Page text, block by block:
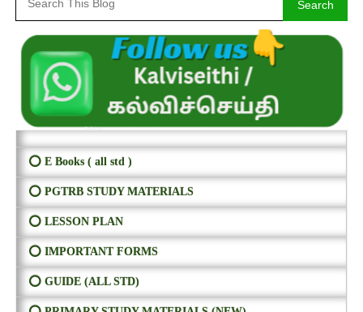
Search
⭕ E Books ( all std )
⭕ PGTRB STUDY MATERIALS
⭕ LESSON PLAN
⭕ IMPORTANT FORMS
⭕ GUIDE (ALL STD)